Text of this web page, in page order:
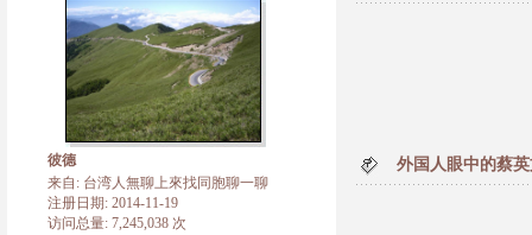
彼德
来自: 台湾人無聊上來找同胞聊一聊
注册日期: 2014-11-19
访问总量: 7,245,038 次
外国人眼中的蔡